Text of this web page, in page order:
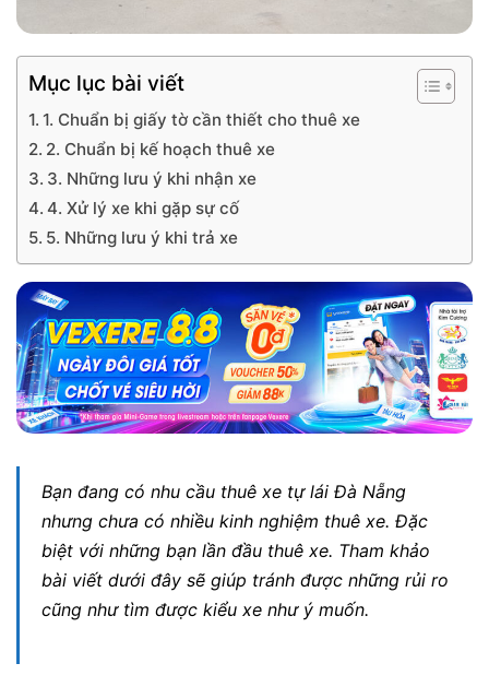
Mục lục bài viết
1. Chuẩn bị giấy tờ cần thiết cho thuê xe
2. Chuẩn bị kế hoạch thuê xe
3. Những lưu ý khi nhận xe
4. Xử lý xe khi gặp sự cố
5. Những lưu ý khi trả xe
Bạn đang có nhu cầu thuê xe tự lái Đà Nẵng
nhưng chưa có nhiều kinh nghiệm thuê xe. Đặc
biệt với những bạn lần đầu thuê xe. Tham khảo
bài viết dưới đây sẽ giúp tránh được những rủi ro
cũng như tìm được kiểu xe như ý muốn.